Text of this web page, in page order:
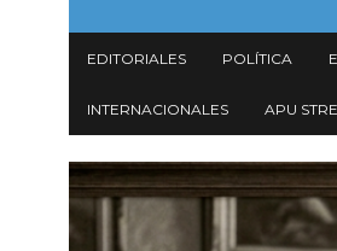
Navegación
principal
EDITORIALES POLÍTICA
INTERNACIONALES APU
Imagen